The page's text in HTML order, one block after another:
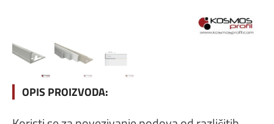
OPIS PROIZVODA: